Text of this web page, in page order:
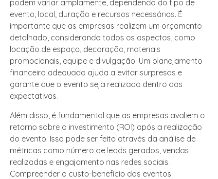
podem variar amplamente, dependendo do tipo de
evento, local, duração e recursos necessários. É
importante que as empresas realizem um orçamento
detalhado, considerando todos os aspectos, como
locação de espaço, decoração, materiais
promocionais, equipe e divulgação. Um planejamento
financeiro adequado ajuda a evitar surpresas e
garante que o evento seja realizado dentro das
expectativas.
Além disso, é fundamental que as empresas avaliem o
retorno sobre o investimento (ROI) após a realização
do evento. Isso pode ser feito através da análise de
métricas como número de leads gerados, vendas
realizadas e engajamento nas redes sociais.
Compreender o custo-benefício dos eventos